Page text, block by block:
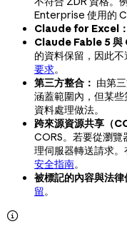
Enterprise 使用的
Claude for Excel：
Claude Fable 5
的資料保留，因此
要求。
第三方整合： 由第
涵蓋範圍內，但某
資料處理做法。
跨來源資源共享（
CORS。若要從瀏覽
理伺服器轉送請求
安全指南。
被標記的內容與法律
留。
